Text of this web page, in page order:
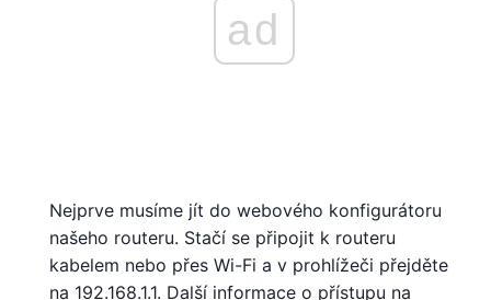
ad
Nejprve musíme jít do webového konfigurátoru
našeho routeru. Stačí se připojit k routeru
kabelem nebo přes Wi-Fi a v prohlížeči přejděte
na 192.168.1.1. Další informace o přístupu na